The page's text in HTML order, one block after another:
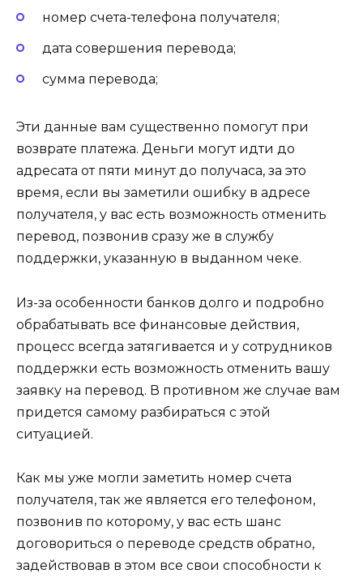
номер счета-телефона получателя;
дата совершения перевода;
сумма перевода;
Эти данные вам существенно помогут при
возврате платежа. Деньги могут идти до
адресата от пяти минут до получаса, за это
время, если вы заметили ошибку в адресе
получателя, у вас есть возможность отменить
перевод, позвонив сразу же в службу
поддержки, указанную в выданном чеке.
Из-за особенности банков долго и подробно
обрабатывать все финансовые действия,
процесс всегда затягивается и у сотрудников
поддержки есть возможность отменить вашу
заявку на перевод. В противном же случае вам
придется самому разбираться с этой
ситуацией.
Как мы уже могли заметить номер счета
получателя, так же является его телефоном,
позвонив по которому, у вас есть шанс
договориться о переводе средств обратно,
задействовав в этом все свои способности к